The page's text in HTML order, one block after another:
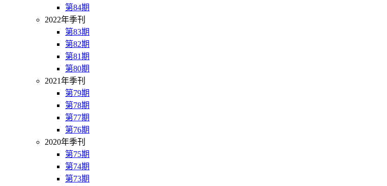
第84期
2022年季刊
第83期
第82期
第81期
第80期
2021年季刊
第79期
第78期
第77期
第76期
2020年季刊
第75期
第74期
第73期